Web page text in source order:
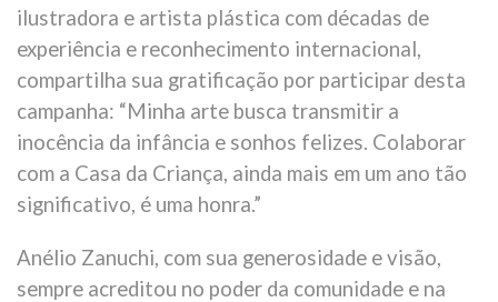
ilustradora e artista plástica com décadas de
experiência e reconhecimento internacional,
compartilha sua gratificação por participar desta
campanha: “Minha arte busca transmitir a
inocência da infância e sonhos felizes. Colaborar
com a Casa da Criança, ainda mais em um ano tão
significativo, é uma honra.”
Anélio Zanuchi, com sua generosidade e visão,
sempre acreditou no poder da comunidade e na